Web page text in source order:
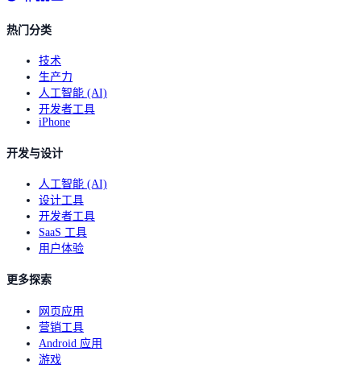
热门分类
技术
生产力
人工智能 (AI)
开发者工具
iPhone
开发与设计
人工智能 (AI)
设计工具
开发者工具
SaaS 工具
用户体验
更多探索
网页应用
营销工具
Android 应用
游戏